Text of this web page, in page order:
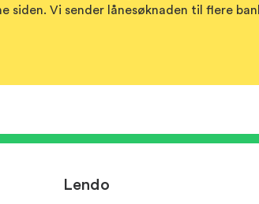
siden. Vi sender lånesøknaden til flere
Lendo